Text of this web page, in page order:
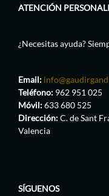
ATENCIÓN
¿Necesitas ayuda?
Email:
Teléfono: 962 951 025
Móvil:633 680 525
Dirección:C. de Sant
Valencia
SÍGUENOS